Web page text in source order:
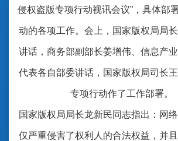
侵权盗版专项行动视讯会议”，具体部
动的各项工作。会上，国家版权局局
讲话，商务部副部长姜增伟、信息产
代表各自部委讲话，国家版权局司长
专项行动作了工作部
国家版权局局长龙新民同志指出：网
仅严重侵害了权利人的合法权益，并